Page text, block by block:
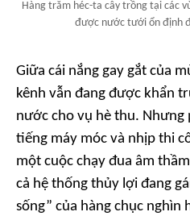
Hàng trăm héc-ta cây trồng tại các
được nước tưới ổn định
Giữa cái nắng gay gắt của
kênh vẫn đang được khẩn
nước cho vụ hè thu. Nhưng
tiếng máy móc và nhịp thi
một cuộc chạy đua âm
cả hệ thống thủy lợi đang
sống” của hàng chục nghìn